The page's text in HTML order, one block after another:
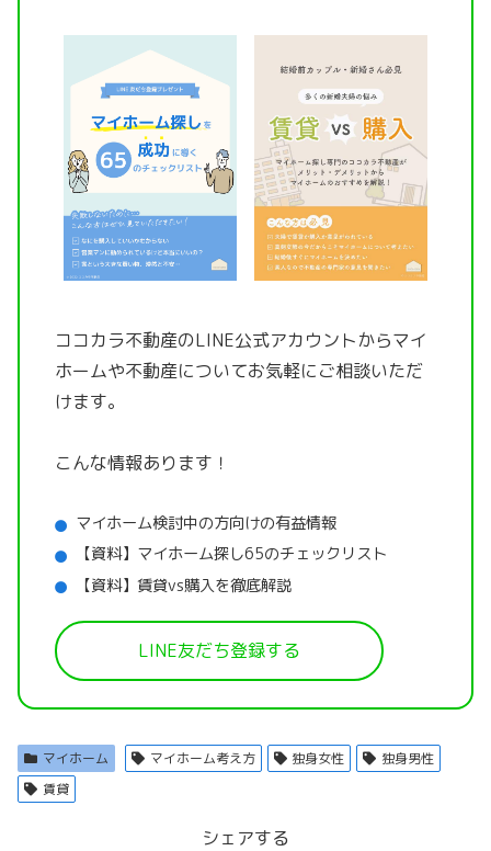
ココカラ不動産のLINE公式アカウントからマイ
ホームや不動産についてお気軽にご相談いただ
けます。
こんな情報あります！
マイホーム検討中の方向けの有益情報
【資料】マイホーム探し65のチェックリスト
【資料】賃貸vs購入を徹底解説
LINE友だち登録する
マイホーム マイホーム考え方 独身女性
独身男性
賃貸
シェアする